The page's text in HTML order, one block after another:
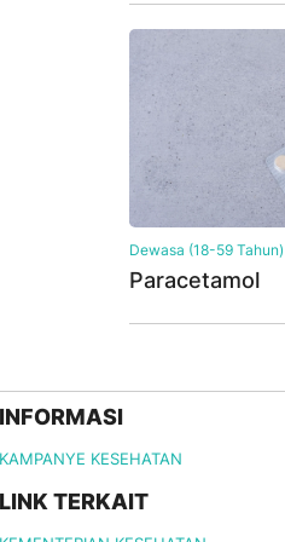
Dewasa (18-59 Tahun)
Paracetamol
INFORMASI
KAMPANYE KESEHATAN
LINK TERKAIT